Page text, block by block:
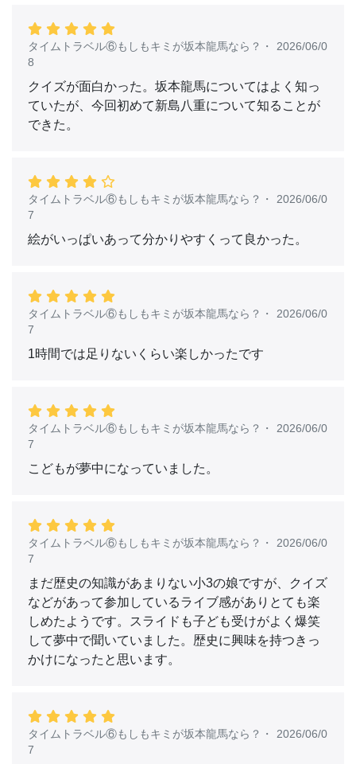
タイムトラベル⑥もしもキミが坂本龍馬なら？ ・ 2026/06/0
8
クイズが面白かった。坂本龍馬についてはよく知っ
ていたが、今回初めて新島八重について知ることが
できた。
タイムトラベル⑥もしもキミが坂本龍馬なら？ ・ 2026/06/0
7
絵がいっぱいあって分かりやすくって良かった。
タイムトラベル⑥もしもキミが坂本龍馬なら？ ・ 2026/06/0
7
1時間では足りないくらい楽しかったです
タイムトラベル⑥もしもキミが坂本龍馬なら？ ・ 2026/06/0
7
こどもが夢中になっていました。
タイムトラベル⑥もしもキミが坂本龍馬なら？ ・ 2026/06/0
7
まだ歴史の知識があまりない小3の娘ですが、クイズ
などがあって参加しているライブ感がありとても楽
しめたようです。スライドも子ども受けがよく爆笑
して夢中で聞いていました。歴史に興味を持つきっ
かけになったと思います。
タイムトラベル⑥もしもキミが坂本龍馬なら？ ・ 2026/06/0
7